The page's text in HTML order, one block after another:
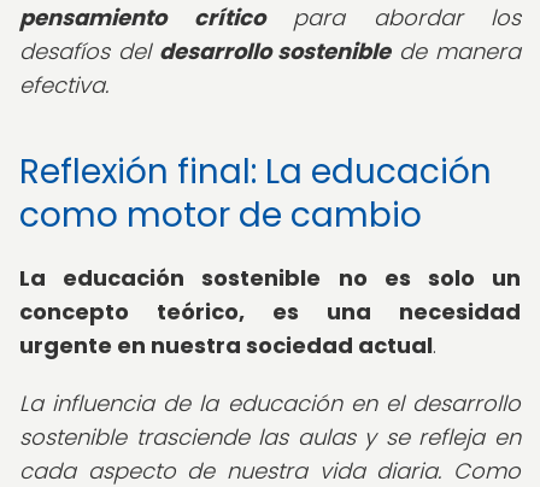
pensamiento críticopara abordar los
desafíos del desarrollo sosteniblede manera
efectiva.
Reflexión final: La educación
como motor de cambio
La educación sostenible no es solo un
concepto teórico, es una necesidad
urgente en nuestra sociedad actual.
La influencia de la educación en el desarrollo
sostenible trasciende las aulas y se refleja en
cada aspecto de nuestra vida diaria. Como